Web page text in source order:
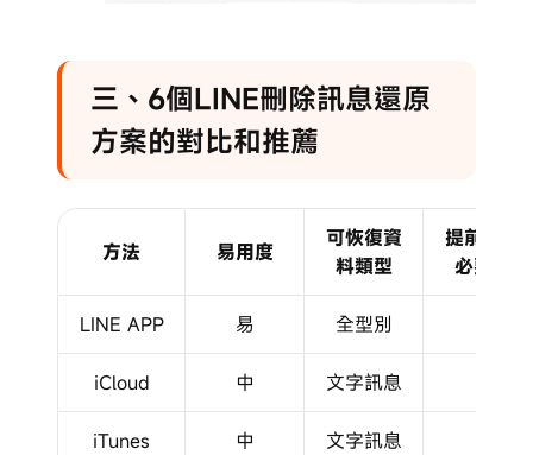
三、6個LINE刪除訊息還原
方案的對比和推薦
方法 易用度
可恢復資
料類型
提前備份
必要性
LINE APP 易 全型別
iCloud 中 文字訊息
iTunes 中 文字訊息